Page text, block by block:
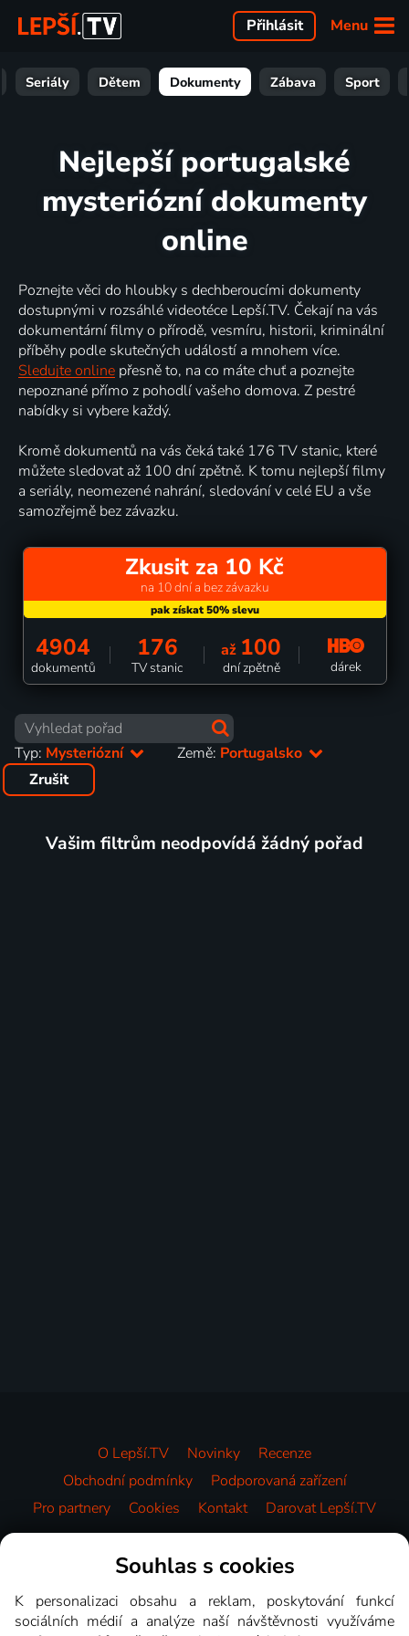
Menu
Přihlásit
Seriály Dětem Dokumenty Zábava Sport
Nejlepší portugalské
mysteriózní dokumenty
online
Poznejte věci do hloubky s dechberoucími dokumenty
dostupnými v rozsáhlé videotéce Lepší.TV. Čekají na vás
dokumentární filmy o přírodě, vesmíru, historii, kriminální
příběhy podle skutečných událostí a mnohem více.
Sledujte online přesně to, na co máte chuť a poznejte
nepoznané přímo z pohodlí vašeho domova. Z pestré
nabídky si vybere každý.
Kromě dokumentů na vás čeká také 176 TV stanic, které
můžete sledovat až 100 dní zpětně. K tomu nejlepší filmy
a seriály, neomezené nahrání, sledování v celé EU a vše
samozřejmě bez závazku.
Zkusit za 10 Kč
na 10 dní a bez závazku
4904
dokumentů
176
TV stanic
až 100
dní zpětně dárek
Typ: Mysteriózní Země: Portugalsko
Zrušit
Vašim filtrům neodpovídá žádný pořad
O Lepší.TV Novinky
Recenze
Obchodní podmínky
Podporovaná zařízení
Pro partnery
Cookies Kontakt Darovat Lepší.TV
Videotéka
Souhlas s cookies
K personalizaci obsahu a reklam, poskytování funkcí
sociálních médií a analýze naší návštěvnosti využíváme